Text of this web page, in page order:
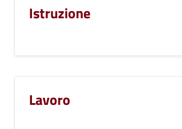
Istruzione
Lavoro